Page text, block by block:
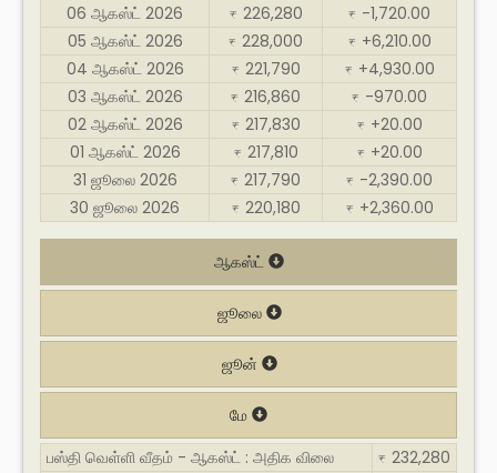
06 ஆகஸ்ட் 2026
₹ 226,280 ₹ -1,720.00
05 ஆகஸ்ட் 2026
₹ 228,000 ₹ +6,210.00
04 ஆகஸ்ட் 2026
₹ 221,790 ₹ +4,930.00
03 ஆகஸ்ட் 2026
₹ 216,860 ₹ -970.00
02 ஆகஸ்ட் 2026
₹ 217,830 ₹ +20.00
01 ஆகஸ்ட் 2026
₹ 217,810 ₹ +20.00
31 ஜூலை 2026
₹ 217,790 ₹ -2,390.00
30 ஜூலை 2026
₹ 220,180 ₹ +2,360.00
ஆகஸ்ட்
ஜூலை
ஜூன்
மே
பஸ்தி வெள்ளி வீதம் - ஆகஸ்ட் : அதிக விலை
₹ 232,280